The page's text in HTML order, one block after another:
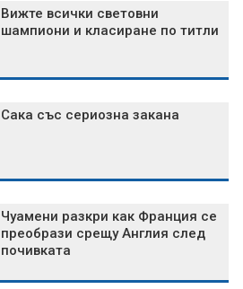
Вижте всички световни
шампиони и класиране по титли
Сака със сериозна закана
Чуамени разкри как Франция се
преобрази срещу Англия след
почивката